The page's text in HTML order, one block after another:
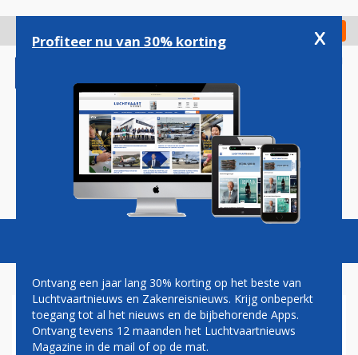
gaan
Check in
Magazine Podcasts Vacatures
WIZZ AIR.AIRBUS
Profiteer nu van 30% korting x
Ontvang een jaar lang 30% korting op het beste van
Luchtvaartnieuws en Zakenreisnieuws. Krijg onbeperkt
toegang tot al het nieuws en de bijbehorende Apps.
Ontvang tevens 12 maanden het Luchtvaartnieuws
Magazine in de mail of op de mat.